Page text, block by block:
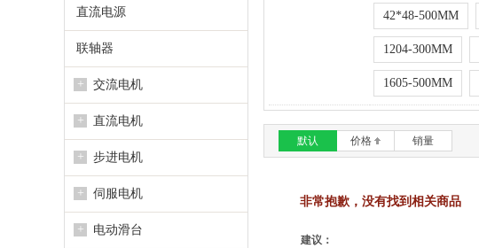
42*48-500MM
1204-300MM
1605-500MM
默认 价格 销量
非常抱歉，没有找到相关商品
建议：
直流电源
联轴器
+ 交流电机
+ 直流电机
+ 步进电机
+ 伺服电机
+ 电动滑台